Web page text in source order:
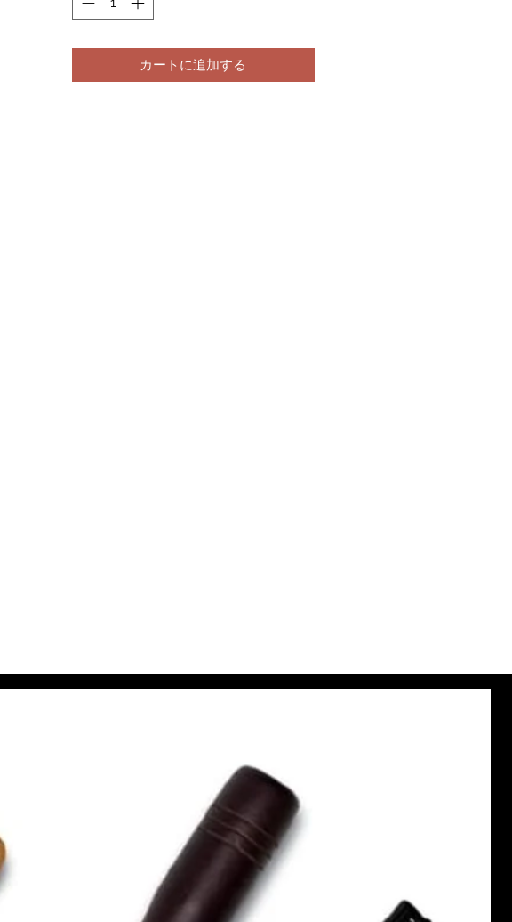
カートに追加する